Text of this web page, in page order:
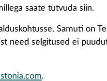
saate tutvuda siin.
Samuti on
need selgitused ei
.